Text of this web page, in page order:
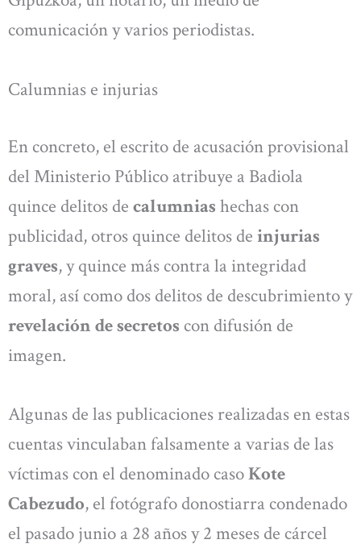
comunicación y varios periodistas.
Calumnias e injurias
En concreto, el escrito de acusación provisional
del Ministerio Público atribuye a Badiola
quince delitos de calumnias hechas con
publicidad, otros quince delitos de injurias
graves, y quince más contra la integridad
moral, así como dos delitos de descubrimiento y
revelación de secretos con difusión de
imagen.
Algunas de las publicaciones realizadas en estas
cuentas vinculaban falsamente a varias de las
víctimas con el denominado casoKote
Cabezudo, el fotógrafo donostiarra condenado
el pasado junio a 28 años y 2 meses de cárcel